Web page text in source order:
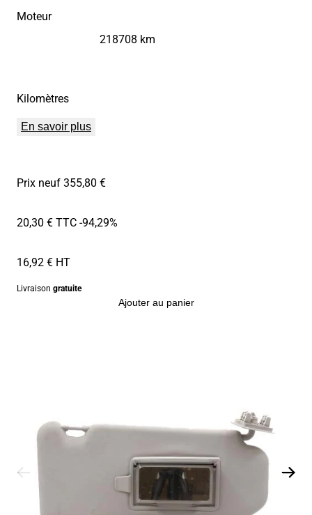
Moteur
Kilomètres
218708 km
En savoir plus
Prix neuf 355,80 €
20,30 € TTC-94,29%
16,92 € HT
Livraison gratuite
Ajouter au panier